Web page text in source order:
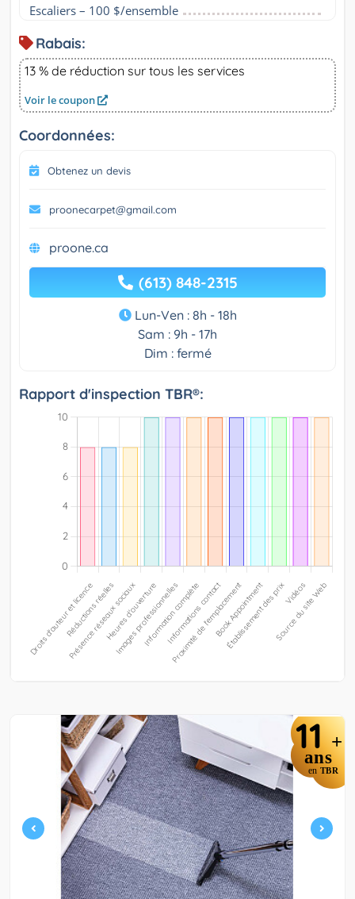
Escaliers – 100 $/ensemble
Rabais:
13 % de réduction sur tous les services
Voir le coupon
Coordonnées:
Obtenez un devis
proonecarpet@gmail.com
proone.ca
(613) 848-2315
Lun-Ven : 8h - 18h
Sam : 9h - 17h
Dim : fermé
Rapport d'inspection TBR®:
11 +
ans
en TBR